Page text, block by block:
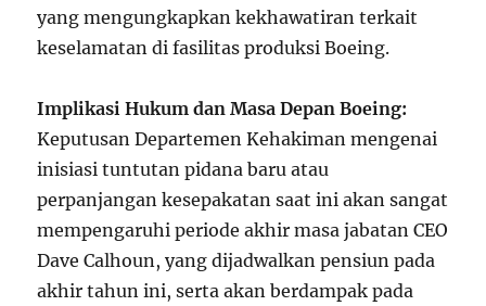
yang mengungkapkan kekhawatiran terkait
keselamatan di fasilitas produksi Boeing.
Implikasi Hukum dan Masa Depan Boeing:
Keputusan Departemen Kehakiman mengenai
inisiasi tuntutan pidana baru atau
perpanjangan kesepakatan saat ini akan sangat
mempengaruhi periode akhir masa jabatan CEO
Dave Calhoun, yang dijadwalkan pensiun pada
akhir tahun ini, serta akan berdampak pada